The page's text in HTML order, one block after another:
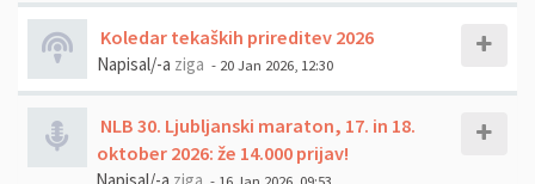
Koledar tekaških prireditev 2026
Napisal/-a ziga - 20 Jan 2026, 12:30
NLB 30. Ljubljanski maraton, 17. in 18.
oktober 2026: že 14.000 prijav!